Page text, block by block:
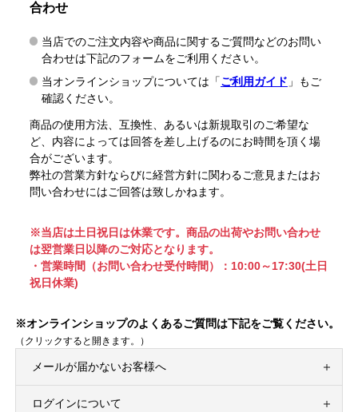
合わせ
当店でのご注文内容や商品に関するご質問などのお問い
合わせは下記のフォームをご利用ください。
当オンラインショップについては「ご利用ガイド 」もご
確認ください。
商品の使用方法、互換性、あるいは新規取引のご希望な
ど、内容によっては回答を差し上げるのにお時間を頂く場
合がございます。
弊社の営業方針ならびに経営方針に関わるご意見またはお
問い合わせにはご回答は致しかねます。
※当店は土日祝日は休業です。商品の出荷やお問い合わせ
は翌営業日以降のご対応となります。
・営業時間（お問い合わせ受付時間）：10:00～17:30(土日
祝日休業)
※オンラインショップのよくあるご質問は下記をご覧ください。
（クリックすると開きます。）
メールが届かないお客様へ
ログインについて